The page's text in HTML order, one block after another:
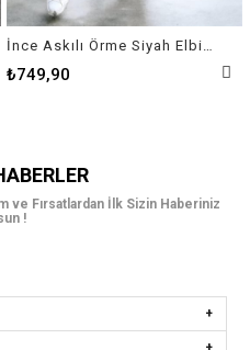
₺749,90
ve Fırsatlardan İlk Sizin Haberiniz
!